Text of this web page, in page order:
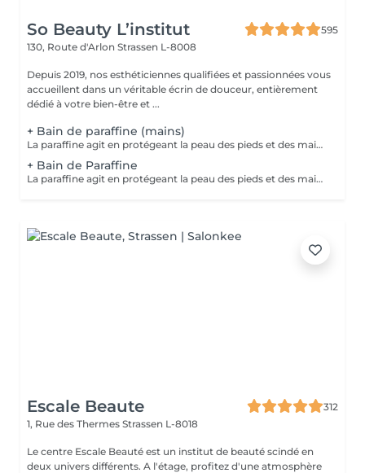
So Beauty L’institut
595
130, Route d'Arlon Strassen L-8008
Depuis 2019, nos esthéticiennes qualifiées et passionnées vous
accueillent dans un véritable écrin de douceur, entièrement
dédié à votre bien-être et ...
+ Bain de paraffine (mains)
La paraffine agit en protégeant la peau des pieds et des mains contre les agressions extérieures. Sa capacité de rétention d'eau favorise l'hydratation de la peau. Le traitement à la paraffine est idéal pour avoir des membres lisses. En effet, ce produit procure un effet rajeunissant à la peau, en plus de l'adoucir. Ce traitement est ainsi surtout recommandé à toute personne ayant la peau sèche.
+ Bain de Paraffine
La paraffine agit en protégeant la peau des pieds et des mains contre les agressions extérieures. Sa capacité de rétention d'eau favorise l'hydratation de la peau. Le traitement à la paraffine est idéal pour avoir des membres lisses. En effet, ce produit procure un effet rajeunissant à la peau, en plus de l'adoucir. Ce traitement est ainsi surtout recommandé à toute personne ayant la peau sèche.
Escale Beaute
312
1, Rue des Thermes Strassen L-8018
Le centre Escale Beauté est un institut de beauté scindé en
deux univers différents. A l'étage, profitez d'une atmosphère